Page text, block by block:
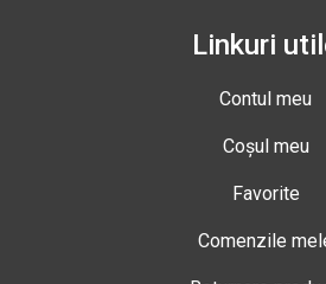
Linkuri
Contul meu
Coșul meu
Favorite
Comenzile